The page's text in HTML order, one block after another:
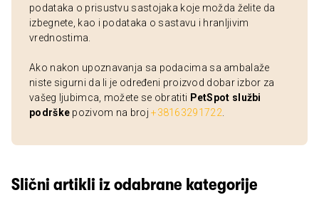
podataka o prisustvu sastojaka koje možda želite da
izbegnete, kao i podataka o sastavu i hranljivim
vrednostima.
Ako nakon upoznavanja sa podacima sa ambalaže
niste sigurni da li je određeni proizvod dobar izbor za
vašeg ljubimca, možete se obratiti PetSpot službi
podrške pozivom na broj+38163291722
Slični artikli iz odabrane kategorije